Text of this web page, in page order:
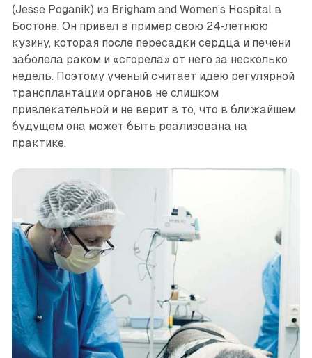
(Jesse Poganik) из Brigham and Women’s Hospital в
Бостоне. Он привел в пример свою 24‑летнюю
кузину, которая после пересадки сердца и печени
заболела раком и «сгорела» от него за несколько
недель. Поэтому ученый считает идею регулярной
трансплантации органов не слишком
привлекательной и не верит в то, что в ближайшем
будущем она может быть реализована на
практике.